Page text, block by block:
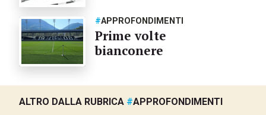
#APPROFONDIMENTI
Prime volte
bianconere
ALTRO DALLA RUBRICA #APPROFONDIMENTI